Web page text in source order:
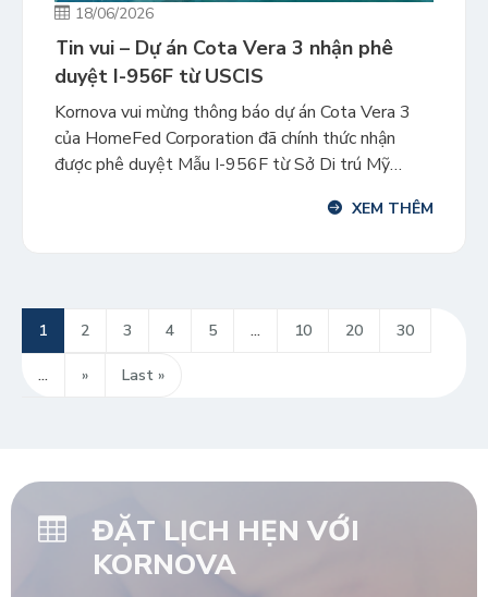
18/06/2026
Tin vui – Dự án Cota Vera 3 nhận phê
duyệt I-956F từ USCIS
Kornova vui mừng thông báo dự án Cota Vera 3
của HomeFed Corporation đã chính thức nhận
được phê duyệt Mẫu I-956F từ Sở Di trú Mỹ
dân cư quy mô lớn nằm trong đại đô thị quy hoạch
XEM THÊM
1 2 3 4 5 ... 10 20 30
... » Last »
ĐẶT LỊCH HẸN VỚI
KORNOVA